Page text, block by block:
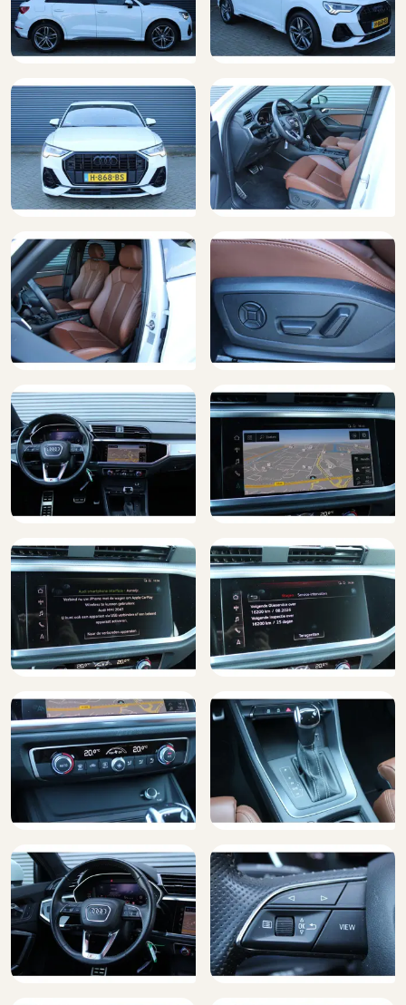
Parkeersensor achter
Regensensor
Sportstoelen
Sportstoelen vóór (Q4H)
Sportstuur leder
Stuur leder
Stuur multifunctioneel
Verkeersbord detectie
Verkeersbordenherkenning (QR9)
Volledig digitaal instrumentenpaneel
Voorstoelen in hoogte verstelbaar
Warmtewerend glas
WiFi
Lederen bekleding
Metaalkleur
DAB